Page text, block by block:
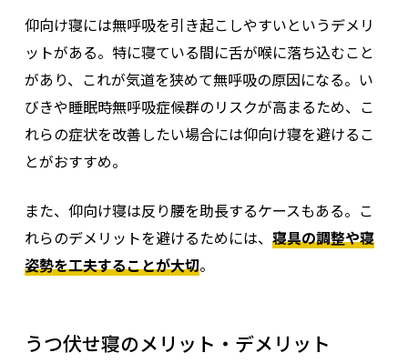
仰向け寝には無呼吸を引き起こしやすいというデメリ
ットがある。特に寝ている間に舌が喉に落ち込むこと
があり、これが気道を狭めて無呼吸の原因になる。い
びきや睡眠時無呼吸症候群のリスクが高まるため、こ
れらの症状を改善したい場合には仰向け寝を避けるこ
とがおすすめ。
また、仰向け寝は反り腰を助長するケースもある。こ
れらのデメリットを避けるためには、 寝具の調整や寝
姿勢を工夫することが大切。
うつ伏せ寝のメリット・デメリット